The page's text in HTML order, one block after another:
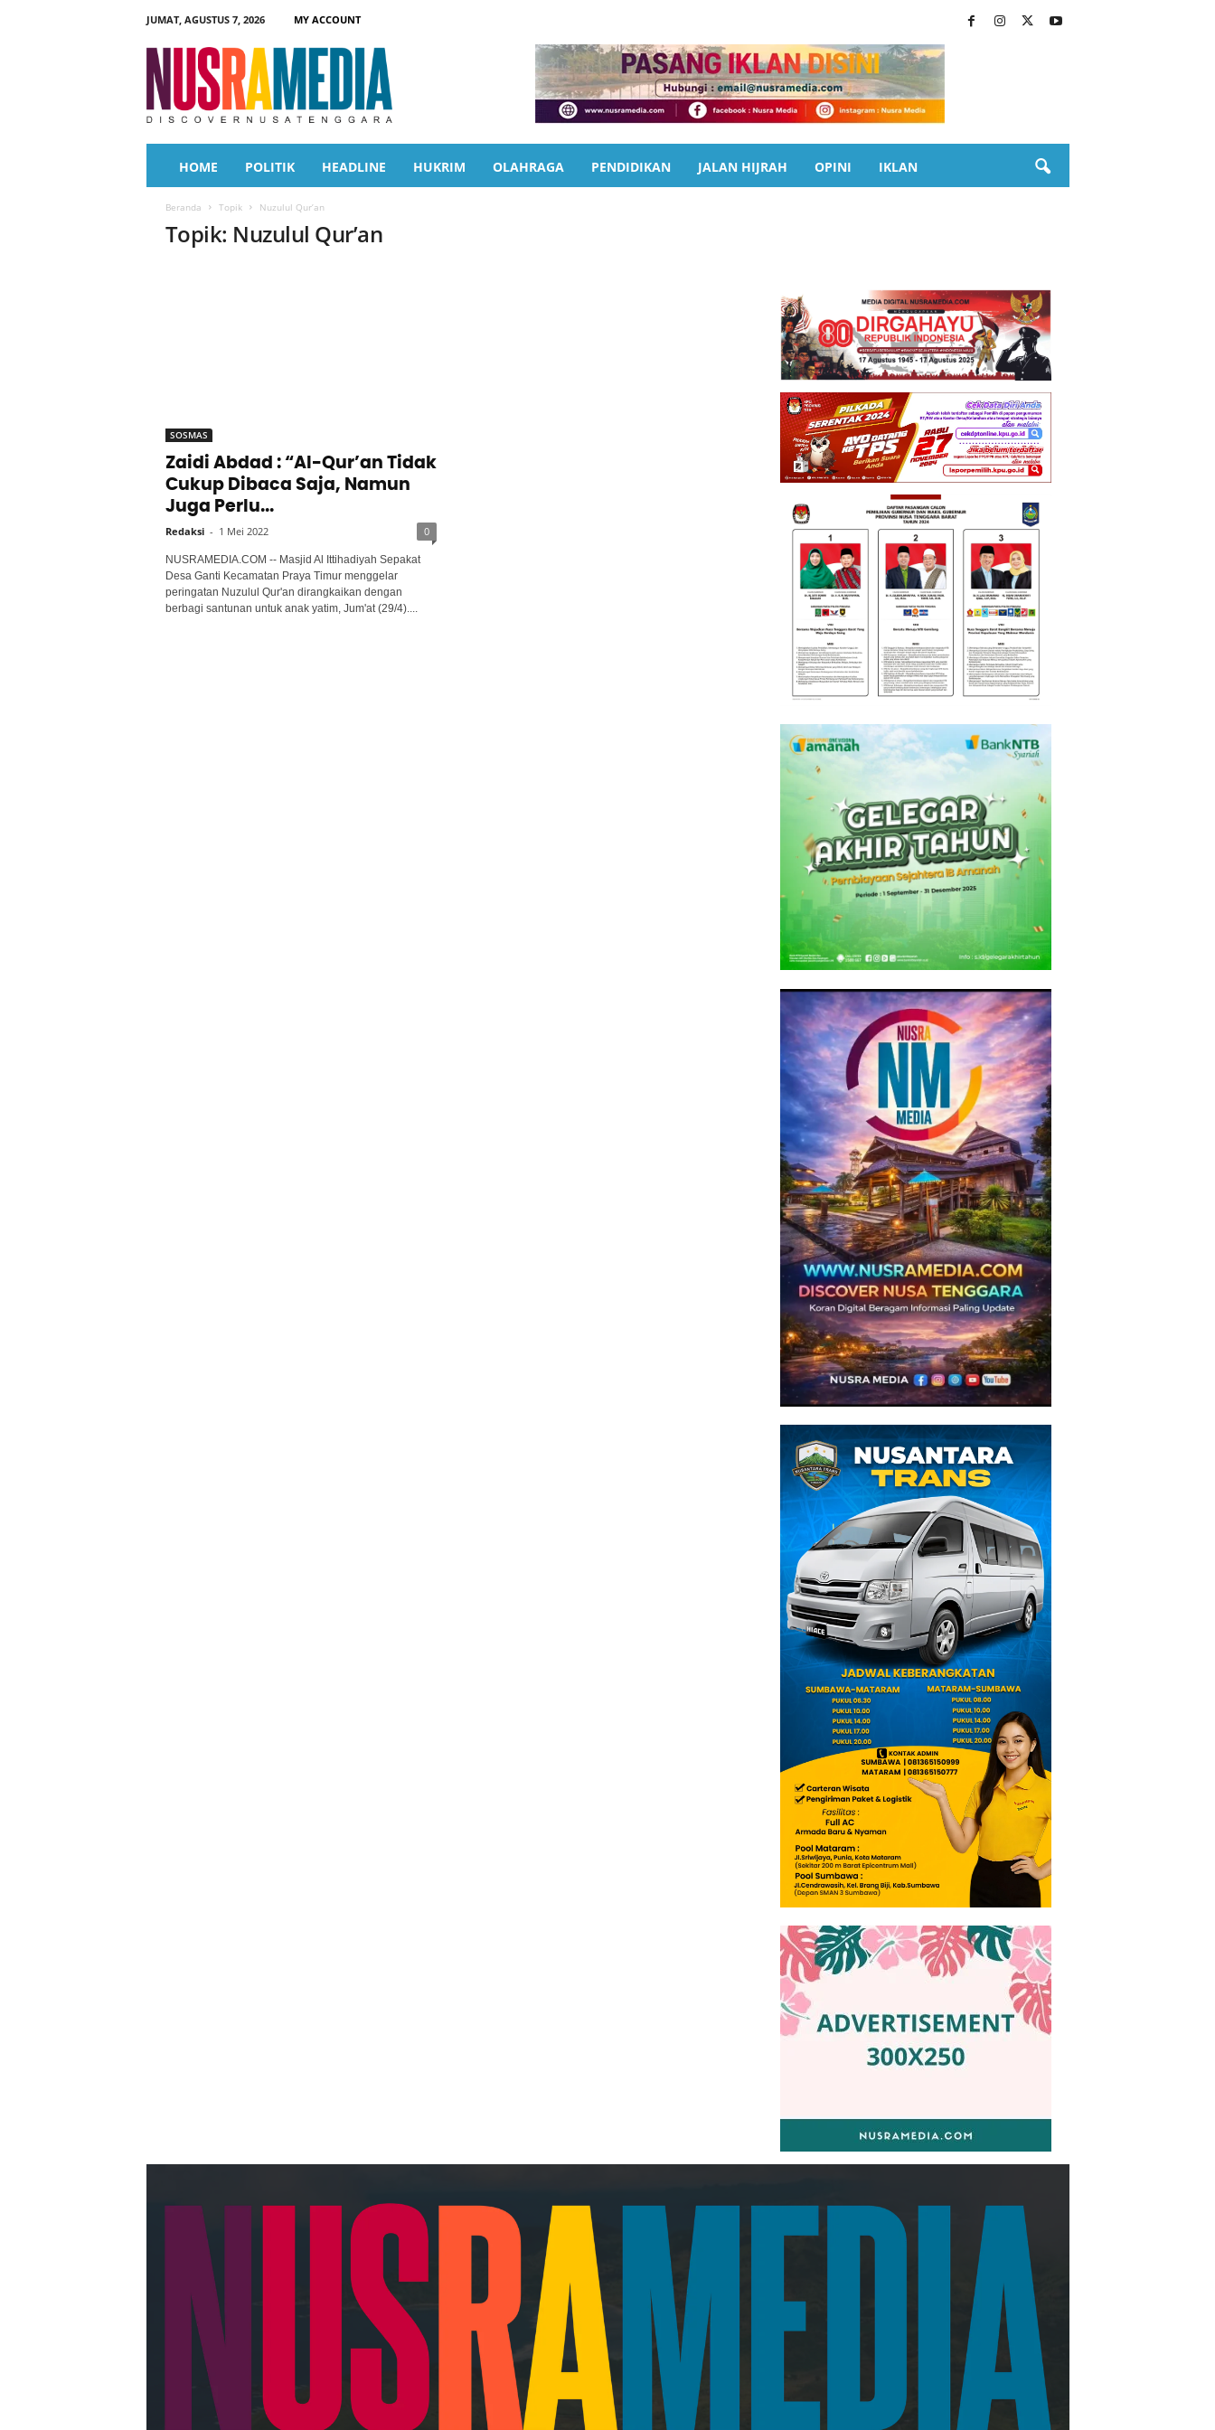
JUMAT, AGUSTUS 7, 2026
MY ACCOUNT
a
HOME POLITIK HEADLINE HUKRIM OLAHRAGA PENDIDIKAN JALAN HIJRAH OPINI IKLAN
Beranda Topik Nuzulul Qur’an
Topik: Nuzulul Qur’an
SOSMAS
Zaidi Abdad : “Al-Qur’an Tidak
Cukup Dibaca Saja, Namun
Juga Perlu...
Redaksi - 1 Mei 2022 0
NUSRAMEDIA.COM -- Masjid Al Ittihadiyah Sepakat
Desa Ganti Kecamatan Praya Timur menggelar
peringatan Nuzulul Qur'an dirangkaikan dengan
berbagi santunan untuk anak yatim, Jum'at (29/4)....